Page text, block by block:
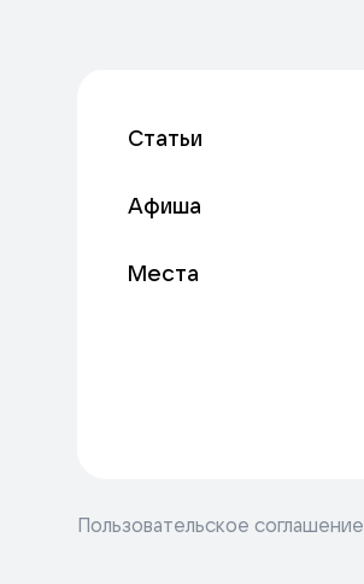
Статьи
Афиша
Места
Пользовательское соглашение